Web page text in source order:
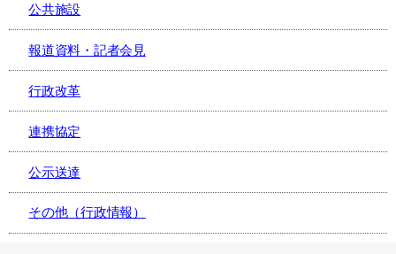
公共施設
報道資料・記者会見
行政改革
連携協定
公示送達
その他（行政情報）